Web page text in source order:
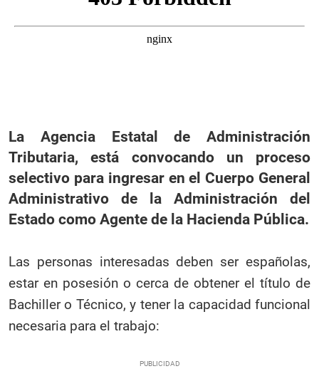
La Agencia Estatal de Administración
Tributaria, está convocando un proceso
selectivo para ingresar en el Cuerpo General
Administrativo de la Administración del
Estado como Agente de la Hacienda Pública.
Las personas interesadas deben ser españolas,
estar en posesión o cerca de obtener el título de
Bachiller o Técnico, y tener la capacidad funcional
necesaria para el trabajo: